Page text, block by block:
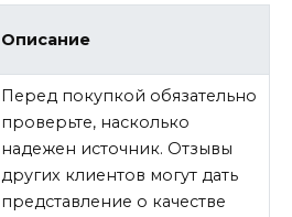
Описание
Перед покупкой обязательно
проверьте, насколько
надежен источник. Отзывы
других клиентов могут дать
представление о качестве